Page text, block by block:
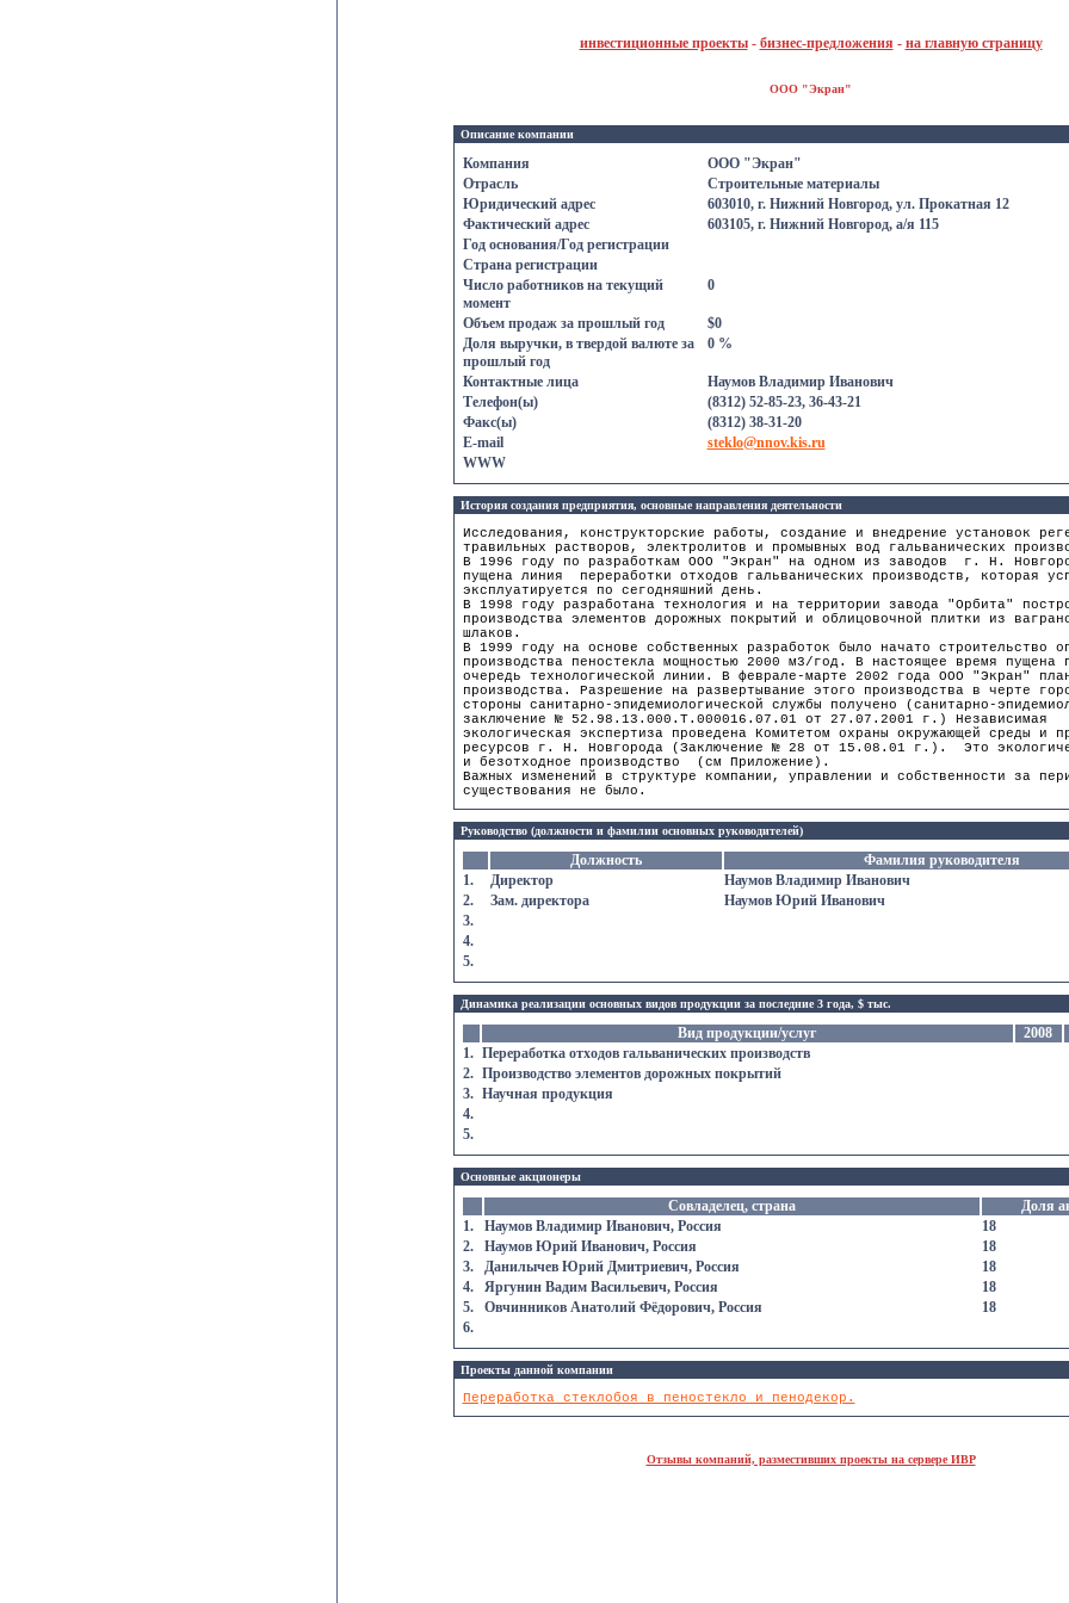
инвестиционные проекты- бизнес-предложения - на главную страницу
ООО "Экран"
Описание компании
Компания
ООО "Экран"
Отрасль
Строительные материалы
Юридический адрес
603010, г. Нижний Новгород, ул. Прокатная 12
Фактический адрес
603105, г. Нижний Новгород, а/я 115
Год основания/Год регистрации
Страна регистрации
Число работников на текущий
момент
0
Объем продаж за прошлый год
$0
Доля выручки, в твердой валютe за
прошлый год
0 %
Контактные лица
Наумов Владимир Иванович
Телефон(ы)
(8312) 52-85-23, 36-43-21
Факс(ы)
(8312) 38-31-20
E-mail
steklo@nnov.kis.ru
WWW
История создания предприятия, основные направления деятельности
Исследования, конструкторские работы, создание и внедрение установок
травильных растворов, электролитов и промывных вод гальванических
В 1996 году по разработкам ООО "Экран" на одном из заводов г. Н.
пущена линия переработки отходов гальванических производств, которая
эксплуатируется по сегодняшний день.
В 1998 году разработана технология и на территории завода "Орбита"
производства элементов дорожных покрытий и облицовочной плитки из
шлаков.
В 1999 году на основе собственных разработок было начато строительство
производства пеностекла мощностью 2000 м3/год. В настоящее время пущена
очередь технологической линии. В феврале-марте 2002 года ООО "Экран"
производства. Разрешение на развертывание этого производства в черте
стороны санитарно-эпидемиологической службы получено (санитарно-
заключение № 52.98.13.000.Т.000016.07.01 от 27.07.2001 г.) Независимая
экологическая экспертиза проведена Комитетом охраны окружающей среды и
ресурсов г. Н. Новгорода (Заключение № 28 от 15.08.01 г.). Это
и безотходное производство (см Приложение).
Важных изменений в структуре компании, управлении и собственности за
существования не было.
Руководство (должности и фамилии основных руководителей)
Должность
Фамилия руководителя
1.
Директор
Наумов Владимир Иванович
2.
Зам. директора
Наумов Юрий Иванович
3.
4.
5.
Динамика реализации основных видов продукции за последние 3 года, $ тыс.
Вид продукции/услуг 2008
1. Переработка отходов гальванических производств
2. Производство элементов дорожных покрытий
3. Научная продукция
4.
5.
Основные акционеры
Совладелец, страна
Доля
1.
Наумов Владимир Иванович, Россия
18
2.
Наумов Юрий Иванович, Россия
18
3.
Данилычев Юрий Дмитриевич, Россия
18
4.
Яргунин Вадим Васильевич, Россия
18
5.
Овчинников Анатолий Фёдорович, Россия
18
6.
Проекты данной компании
Переработка стеклобоя в пеностекло и пенодекор.
Отзывы компаний, разместивших проекты на сервере ИВР